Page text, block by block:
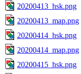
20200413_hsk.png
20200413_map.png
20200414_hsk.png
20200414_map.png
20200415_hsk.png